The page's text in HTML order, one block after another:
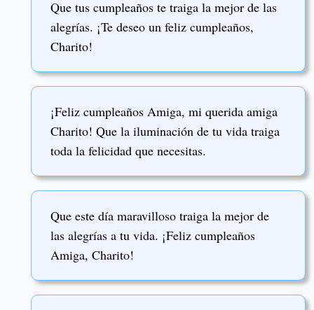
Que tus cumpleaños te traiga la mejor de las
alegrías. ¡Te deseo un feliz cumpleaños,
Charito!
¡Feliz cumpleaños Amiga, mi querida amiga
Charito! Que la iluminación de tu vida traiga
toda la felicidad que necesitas.
Que este día maravilloso traiga la mejor de
las alegrías a tu vida. ¡Feliz cumpleaños
Amiga, Charito!